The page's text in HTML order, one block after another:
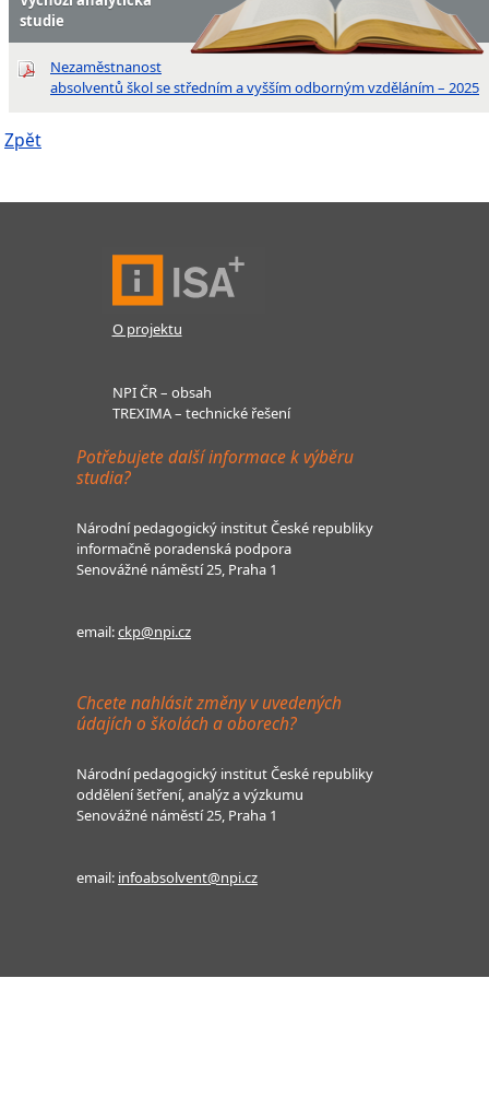
studie
Nezaměstnanost
absolventů škol se středním a vyšším odborným vzděláním – 2025
Zpět
O projektu
NPI ČR – obsah
TREXIMA – technické řešení
Potřebujete další informace k výběru
studia?
Národní pedagogický institut České republiky
informačně poradenská podpora
Senovážné náměstí 25, Praha 1
email:ckp@npi.cz
Chcete nahlásit změny v uvedených
údajích o školách a oborech?
Národní pedagogický institut České republiky
oddělení šetření, analýz a výzkumu
Senovážné náměstí 25, Praha 1
email: infoabsolvent@npi.cz